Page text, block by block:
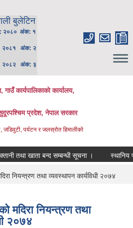
बुलेटिन
२०८० अंक: १
२०८१ अंक: २
२०८२ अंक: ३
गाउँ कार्यपालिकाकाे कार्यालय,
प्रदेश, नेपाल सरकार
जडिवुटी, पर्यटन र जलस्रोत हिमालीको
तथा खाता बन्द सम्बन्धी सूचना । स्थानिय
नियन्त्रण तथा व्यवस्थापन कार्यविधी २०७४
मदिरा नियन्त्रण तथा
२०७४